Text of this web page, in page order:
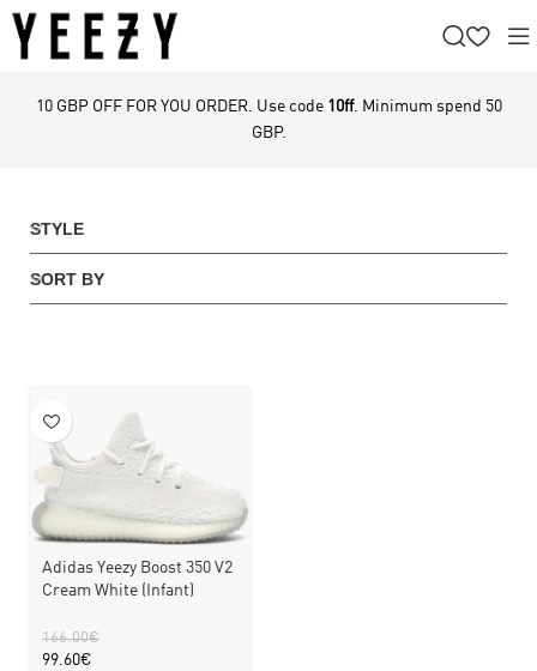
10 GBP OFF FOR YOU ORDER. Use code 10ff. Minimum spend 50
GBP.
STYLE
SORT BY
Adidas Yeezy Boost 350 V2
Cream White (Infant)
166.00€
99.60€